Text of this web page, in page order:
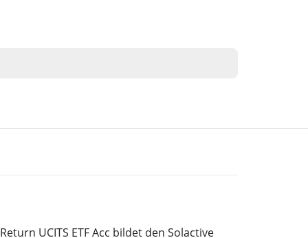
UCITS ETF Acc bildet den Solactive